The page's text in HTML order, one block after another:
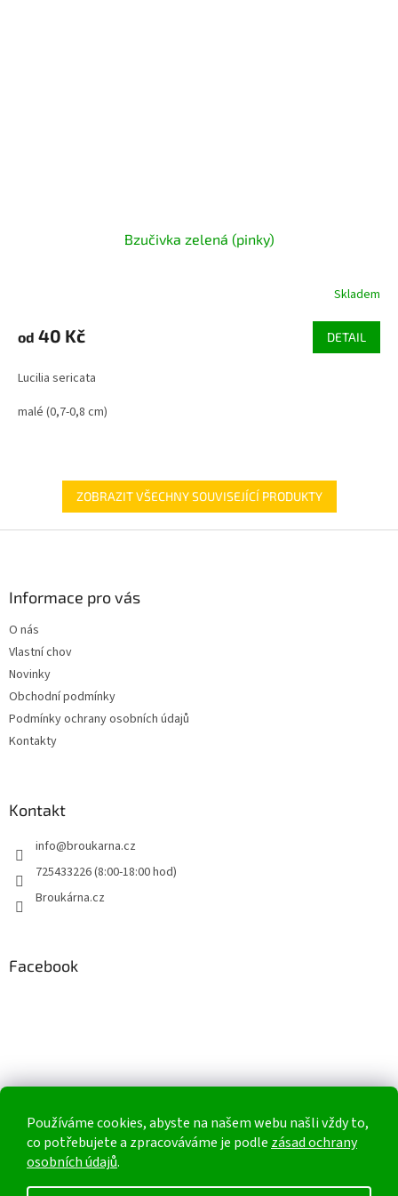
Používáme cookies, abyste na našem webu našli vždy to,
co potřebujete a zpracováváme je podle zásad ochrany
osobních údajů.
Bzučivka zelená (pinky)
produktu
je
z
hvězdiček.
Skladem
od 40 Kč DETAIL
Lucilia sericata
malé (0,7-0,8 cm)
ZOBRAZIT VŠECHNY SOUVISEJÍCÍ PRODUKTY
Informace pro vás
O nás
Vlastní chov
Novinky
Obchodní podmínky
Podmínky ochrany osobních údajů
Kontakty
Kontakt
info@broukarna.cz
725433226 (8:00-18:00 hod)
Broukárna.cz
Facebook